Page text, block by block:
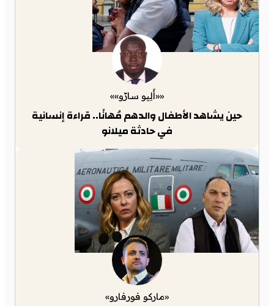
««أَلِيو سارّو»»
حين يشاهد الأطفال والدهم مُهانًا.. قراءة إنسانية
في حادثة ميلانو
«ماركو فورفارو»